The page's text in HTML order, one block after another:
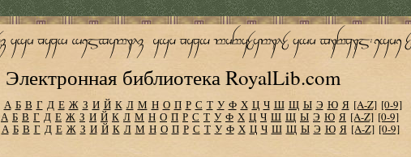
Электронная библиотека RoyalLib.com
А Б В Г Д Е Ж З И Й К Л М Н О П Р С Т У Ф Х Ц Ч Ш Щ Ы Э Ю Я [A-Z] [0-9]
А Б В Г Д Е Ж З И Й К Л М Н О П Р С Т У Ф Х Ц Ч Ш Щ Ы Э Ю Я [A-Z] [0-9]
А Б В Г Д Е Ж З И Й К Л М Н О П Р С Т У Ф Х Ц Ч Ш Щ Ы Э Ю Я [A-Z] [0-9]